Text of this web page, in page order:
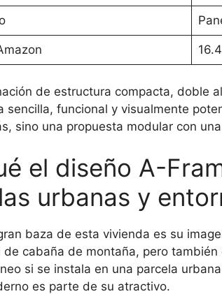
de estructura compacta, doble
sencilla, funcional y visualmente
sino una propuesta modular con
el diseño A-
urbanas y
baza de esta vivienda es su
de cabaña de montaña, pero
si se instala en una parcela
es parte de su atractivo.